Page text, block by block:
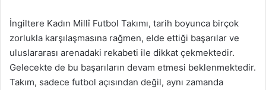
İngiltere Kadın Millî Futbol Takımı, tarih boyunca birçok
zorlukla karşılaşmasına rağmen, elde ettiği başarılar ve
uluslararası arenadaki rekabeti ile dikkat çekmektedir.
Gelecekte de bu başarıların devam etmesi beklenmektedir.
Takım, sadece futbol açısından değil, aynı zamanda